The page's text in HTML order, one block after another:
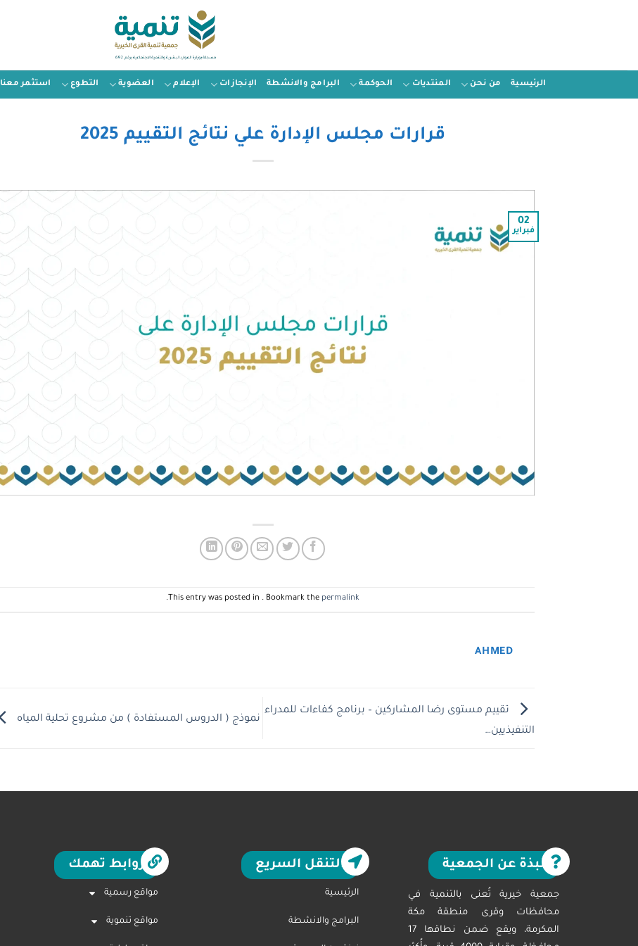
الرئيسية من نحن المنتديات الحوكمة البرامج والانشطة الإنجازات الإعلام العضوية التطوع استثمر معنا
قرارات مجلس الإدارة علي نتائج التقييم 2025
02
فبراير
This entry was posted in . Bookmark the permalink
.
AHMED
تقييم مستوى رضا المشاركين – برنامج كفاءات للمدراء
التنفيذيين…
نموذج ( الدروس المستفادة ) من مشروع تحلية المياه
نبذة عن الجمعية
جمعية خيرية تُعنى بالتنمية في
محافظات وقرى منطقة مكة
المكرمة، ويقع ضمن نطاقها 17
التنقل السريع
الرئيسية
البرامج والانشطة
روابط تهمك
مواقع رسمية
مواقع تنموية